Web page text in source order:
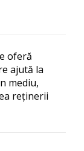
oferă
ajută la
mediu,
reținerii